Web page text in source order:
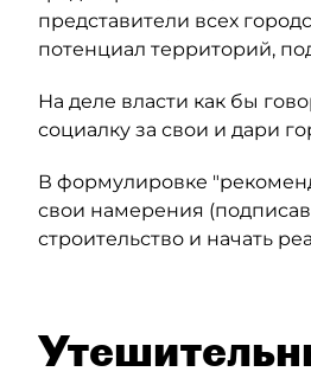
представители всех
потенциал территорий,
На деле власти как бы
социалку за свои и дари
В формулировке
свои намерения
строительство и начать